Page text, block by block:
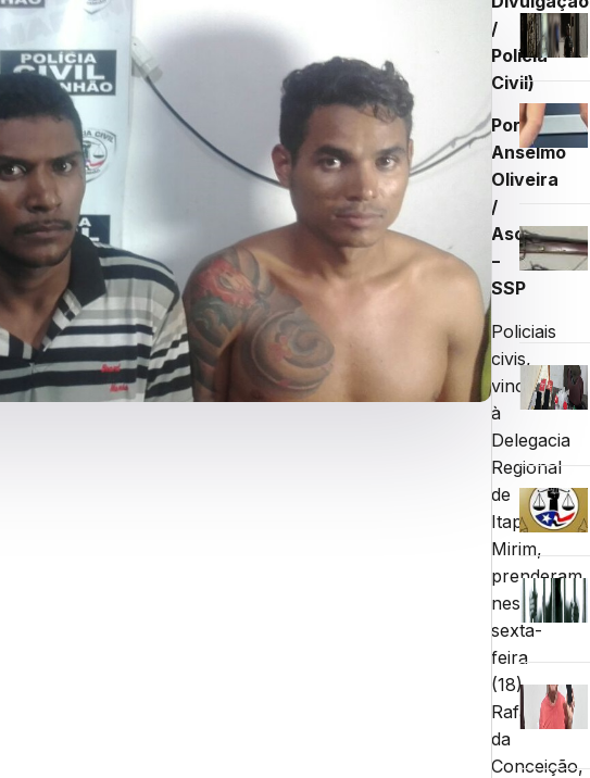
/
Polícia
Civil)
Por
Anselmo
Oliveira
/
Ascom
–
SSP
Policiais
civis,
vinculados
à
Delegacia
Regional
de
Itapecuru-
Mirim,
prenderam,
nesta
sexta-
feira
(18),
Rafael
da
Conceição,